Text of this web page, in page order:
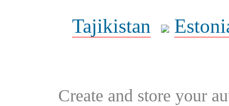
Tajikistan
Create and store your